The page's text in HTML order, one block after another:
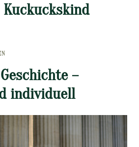
Kuckuckskind
–
individuell